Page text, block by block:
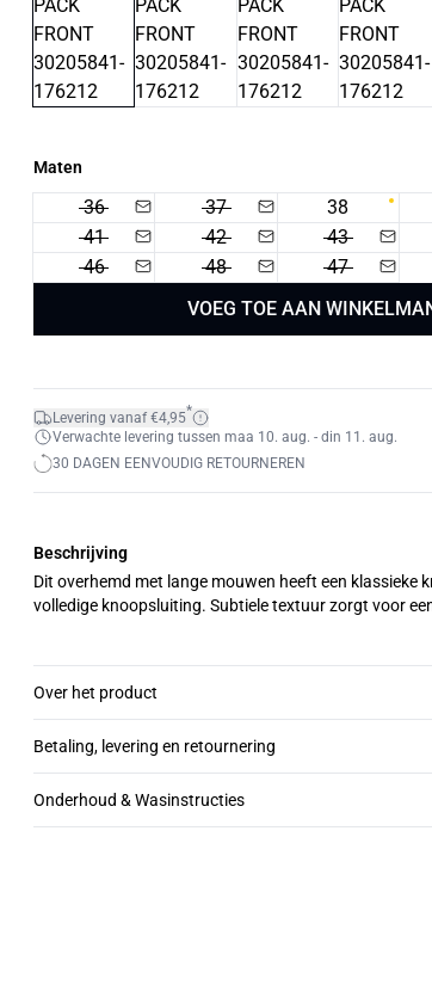
Maten
36 37 38
41
42 43
46
48
47
VOEG TOE AAN
Levering vanaf €4,95*
Verwachte levering tussen maa 10. aug. - din 11. aug.
30 DAGEN EENVOUDIG RETOURNEREN
Beschrijving
Dit overhemd met lange mouwen heeft een klassieke
volledige knoopsluiting. Subtiele textuur zorgt voor
Over het product
Betaling, levering en retournering
Onderhoud & Wasinstructies